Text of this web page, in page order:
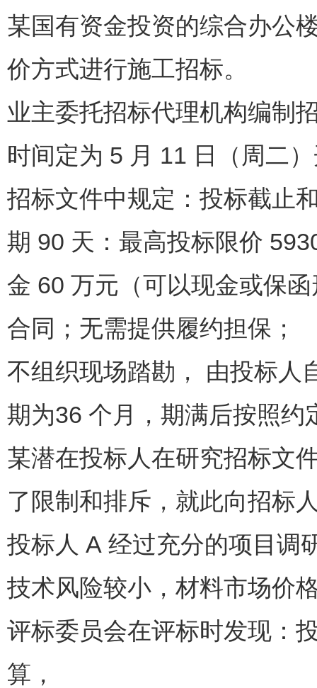
某国有资金投资的综合办公
价方式进行施工招标。
业主委托招标代理机构编制
时间定为 5 月 11 日（周二
招标文件中规定：投标截止
期 90 天：最高投标限价
金 60 万元（可以现金或保
合同；无需提供履约担保；
不组织现场踏勘， 由投标人
期为36 个月，期满后按照约
某潜在投标人在研究招标文
了限制和排斥，就此向招标
投标人 A 经过充分的项目调
技术风险较小，材料市场价
评标委员会在评标时发现：
算，